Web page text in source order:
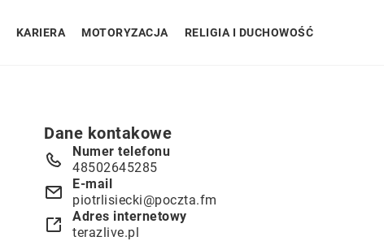
KARIERA MOTORYZACJA RELIGIA I DUCHOWOŚĆ
Dane kontakowe
Numer telefonu
48502645285
E-mail
piotrlisiecki@poczta.fm
Adres internetowy
terazlive.pl